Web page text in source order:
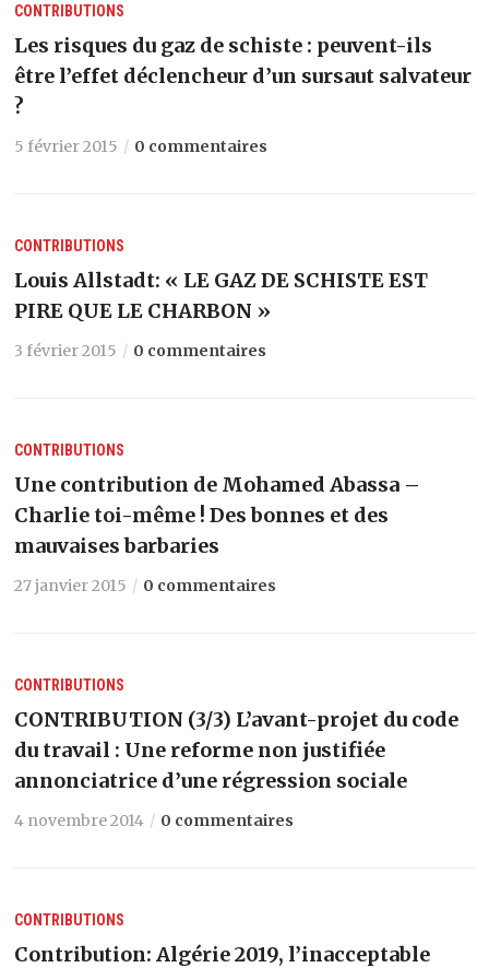
CONTRIBUTIONS
Les risques du gaz de schiste : peuvent-ils
être l’effet déclencheur d’un sursaut salvateur
?
5 février 2015 0 commentaires
CONTRIBUTIONS
Louis Allstadt: « LE GAZ DE SCHISTE EST
PIRE QUE LE CHARBON »
3 février 2015 0 commentaires
CONTRIBUTIONS
Une contribution de Mohamed Abassa –
Charlie toi-même ! Des bonnes et des
mauvaises barbaries
27 janvier 2015 0 commentaires
CONTRIBUTIONS
CONTRIBUTION (3/3) L’avant-projet du code
du travail : Une reforme non justifiée
annonciatrice d’une régression sociale
4 novembre 2014 0 commentaires
CONTRIBUTIONS
Contribution: Algérie 2019, l’inacceptable